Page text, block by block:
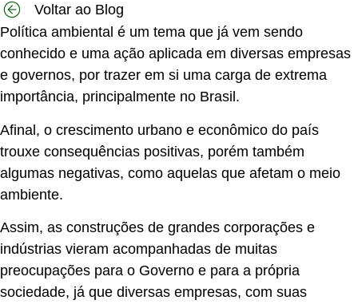
Voltar ao Blog
Política ambiental é um tema que já vem sendo
conhecido e uma ação aplicada em diversas empresas
e governos, por trazer em si uma carga de extrema
importância, principalmente no Brasil.
Afinal, o crescimento urbano e econômico do país
trouxe consequências positivas, porém também
algumas negativas, como aquelas que afetam o meio
ambiente.
Assim, as construções de grandes corporações e
indústrias vieram acompanhadas de muitas
preocupações para o Governo e para a própria
sociedade, já que diversas empresas, com suas